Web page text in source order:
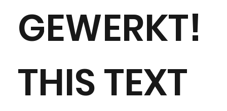
GEWERKT!
THIS TEXT